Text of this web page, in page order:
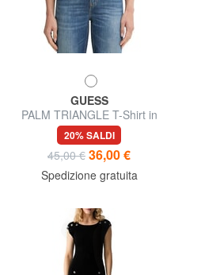
GUESS
PALM TRIANGLE T-Shirt in
cotone
20% SALDI
45,00 € 36,00 €
Spedizione gratuita